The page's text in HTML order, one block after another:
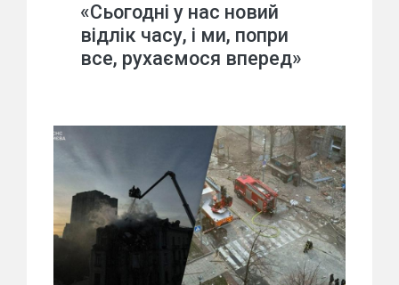
«Сьогодні у нас новий
відлік часу, і ми, попри
все, рухаємося вперед»